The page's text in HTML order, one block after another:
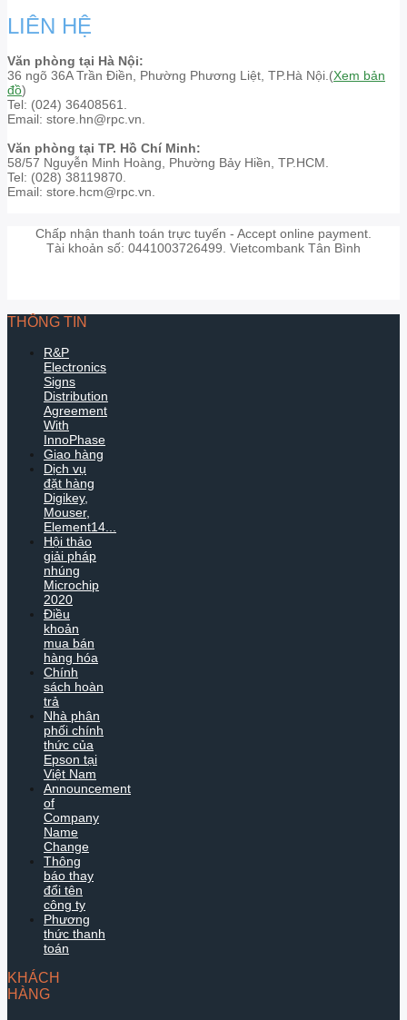
LIÊN HỆ
Văn phòng tại Hà Nội:
36 ngõ 36A Trần Điền, Phường Phương Liệt, TP.Hà Nội.(Xem bản
đồ)
Tel: (024) 36408561.
Email: store.hn@rpc.vn.
Văn phòng tại TP. Hồ Chí Minh:
58/57 Nguyễn Minh Hoàng, Phường Bảy Hiền, TP.HCM.
Tel: (028) 38119870.
Email: store.hcm@rpc.vn.
Chấp nhận thanh toán trực tuyến - Accept online payment.
Tài khoản số: 0441003726499. Vietcombank Tân Bình
THÔNG TIN
R&P
Electronics
Signs
Distribution
Agreement
With
InnoPhase
Giao hàng
Dịch vụ
đặt hàng
Digikey,
Mouser,
Element14...
Hội thảo
giải pháp
nhúng
Microchip
2020
Điều
khoản
mua bán
hàng hóa
Chính
sách hoàn
trả
Nhà phân
phối chính
thức của
Epson tại
Việt Nam
Announcement
of
Company
Name
Change
Thông
báo thay
đổi tên
công ty
Phương
thức thanh
toán
KHÁCH
HÀNG